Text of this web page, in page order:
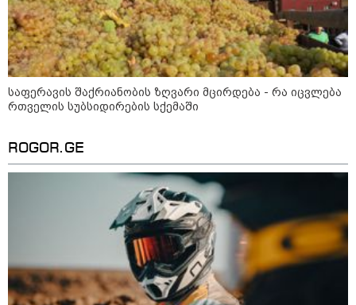
19:54 / 10-08-2026
"ომანთან რუსეთის
"ჩრდილოვანი ფლოტის“
ტანკერიდან ნავთობი იღვრება"
- Reuters
მსხვერპლი მოჰყვა -
განახლებული ცნობები სტიქიის
ეპიცენტრიდან
კატეგორიის ყველა სიახლე
საფერავის შაქრიანობის ზღვარი მცირდება - რა იცვლება
რთველის სუბსიდირების სქემაში
ROGOR.GE